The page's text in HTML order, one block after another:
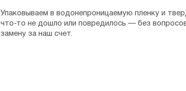
Упаковываем в водонепроницаемую пленку и
что-то не дошло или повредилось — без
замену за наш счет.